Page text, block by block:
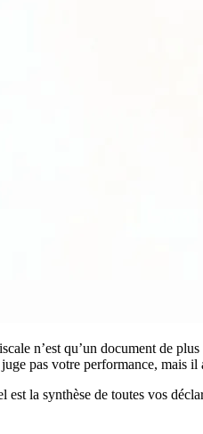
n’est qu’un document de
pas votre performance, mais il
est la synthèse de toutes vos